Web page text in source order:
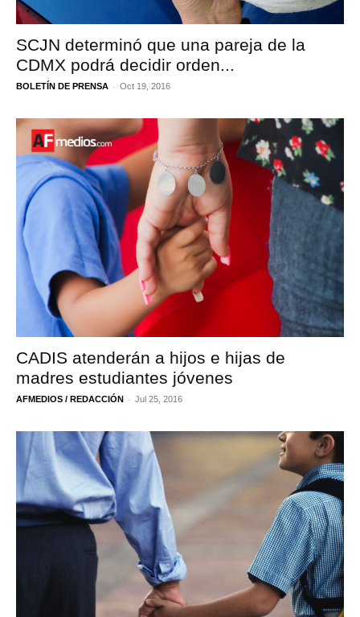
SCJN determinó que una pareja de la
CDMX podrá decidir orden...
BOLETÍN DE PRENSA - Oct 19, 2016
CADIS atenderán a hijos e hijas de
madres estudiantes jóvenes
AFMEDIOS / REDACCIÓN - Jul 25, 2016